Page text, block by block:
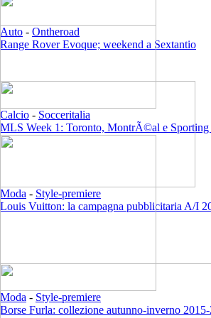
Auto - Ontheroad
Range Rover Evoque; weekend a Sextantio
Calcio - Socceritalia
MLS Week 1: Toronto, MontrÃ©al e Sporting
Moda - Style-premiere
Louis Vuitton: la campagna pubblicitaria A/I
Moda - Style-premiere
Borse Furla: collezione autunno-inverno